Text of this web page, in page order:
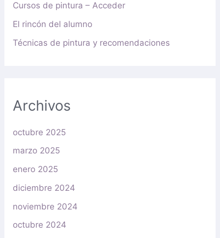
Cursos de pintura – Acceder
El rincón del alumno
Técnicas de pintura y recomendaciones
Archivos
octubre 2025
marzo 2025
enero 2025
diciembre 2024
noviembre 2024
octubre 2024